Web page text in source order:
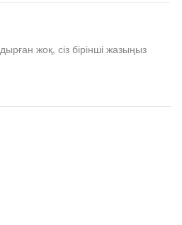
жоқ, сіз бірінші жазыңыз